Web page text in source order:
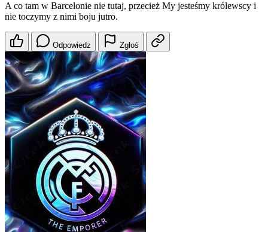
A co tam w Barcelonie nie tutaj, przecież My jesteśmy królewscy i
nie toczymy z nimi boju jutro.
Odpowiedz Zgłoś